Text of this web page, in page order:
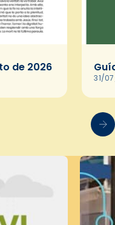
de 2026
31/